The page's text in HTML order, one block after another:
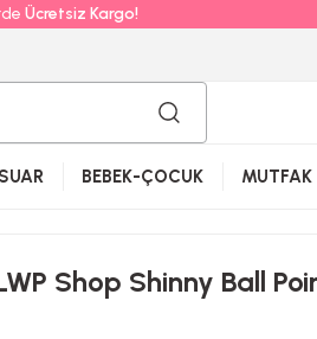
Ücretsiz Kargo!
BEBEK-ÇOCUK MUTFAK
Shop Shinny Ball